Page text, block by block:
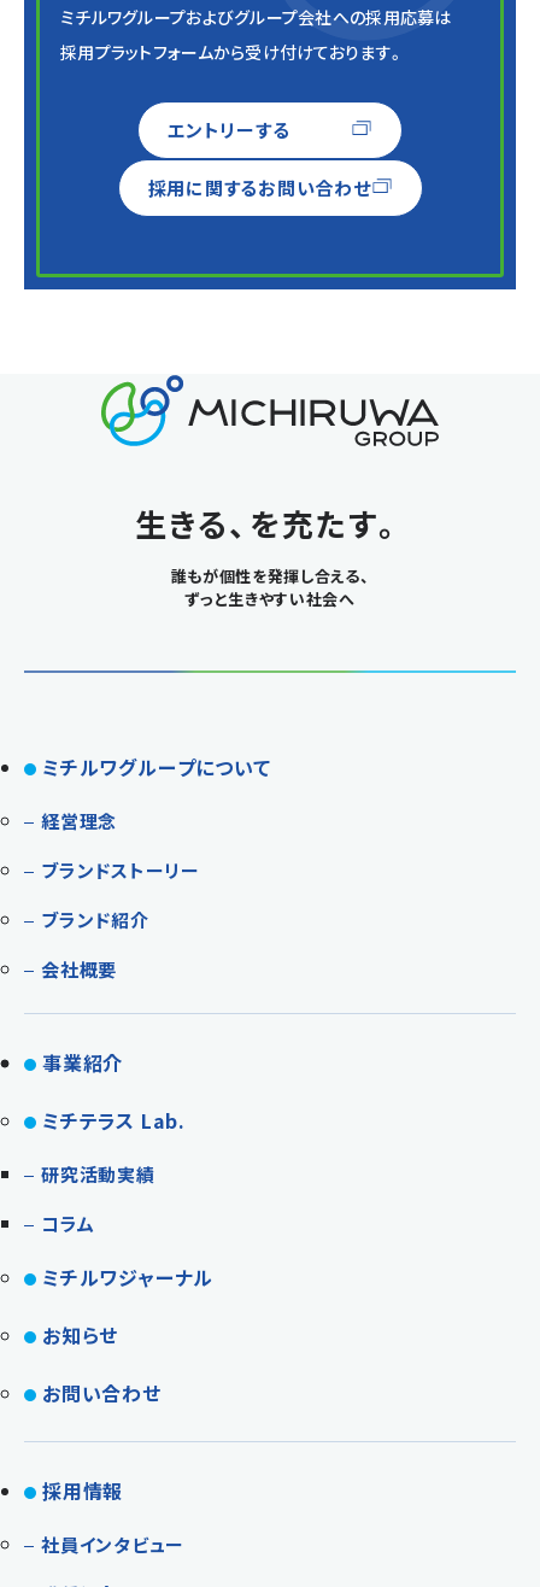
ミチルワグループおよびグループ会社への採用応募は
採用プラットフォームから受け付けております。
エントリーする
採用に関するお問い合わせ
生きる、を充たす。
誰もが個性を発揮し合える、
ずっと生きやすい社会へ
ミチルワグループについて
経営理念
ブランドストーリー
ブランド紹介
会社概要
事業紹介
ミチテラス Lab.
研究活動実績
コラム
ミチルワジャーナル
お知らせ
お問い合わせ
採用情報
社員インタビュー